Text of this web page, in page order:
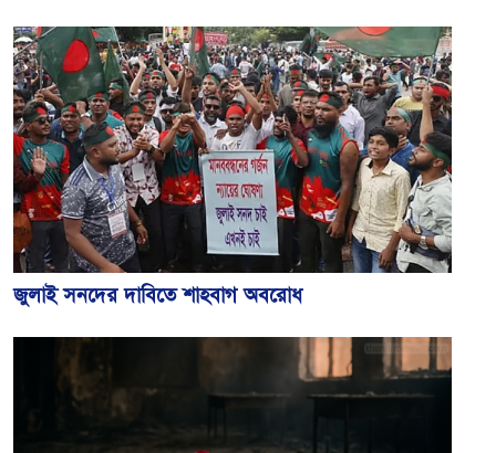
জুলাই সনদের দাবিতে শাহবাগ অবরোধ